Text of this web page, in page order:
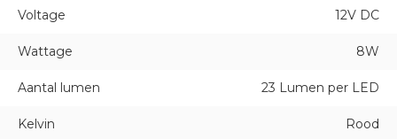
Voltage 12V DC
Wattage 8W
Aantal lumen 23 Lumen per LED
Kelvin Rood